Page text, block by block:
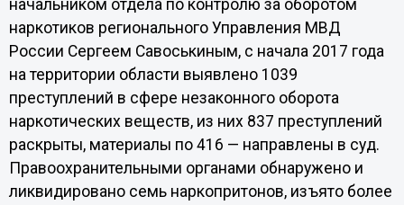
начальником отдела по контролю за оборотом
наркотиков регионального Управления МВД
России Сергеем Савоськиным, с начала 2017 года
на территории области выявлено 1039
преступлений в сфере незаконного оборота
наркотических веществ, из них 837 преступлений
раскрыты, материалы по 416 — направлены в суд.
Правоохранительными органами обнаружено и
ликвидировано семь наркопритонов, изъято более